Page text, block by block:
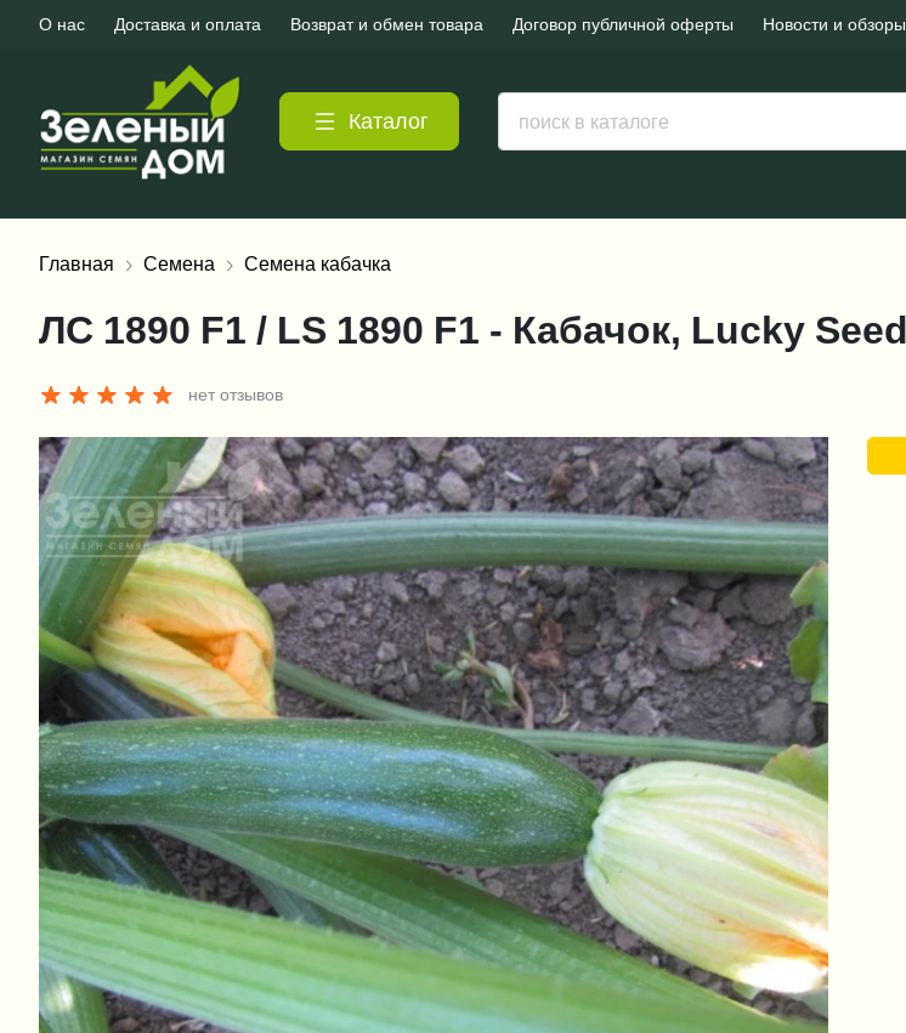
О нас Доставка и оплата Возврат и обмен товара Договор публичной оферты Новости и обзоры
Каталог
Главная Семена Семена кабачка
ЛС 1890 F1 / LS 1890 F1 - Кабачок, Lucky Seed
нет отзывов